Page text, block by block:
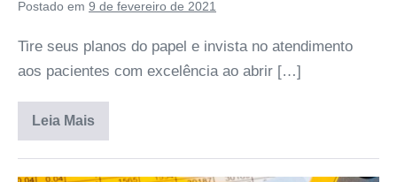
Postado em 9 de fevereiro de 2021
Tire seus planos do papel e invista no atendimento
aos pacientes com excelência ao abrir […]
Leia Mais